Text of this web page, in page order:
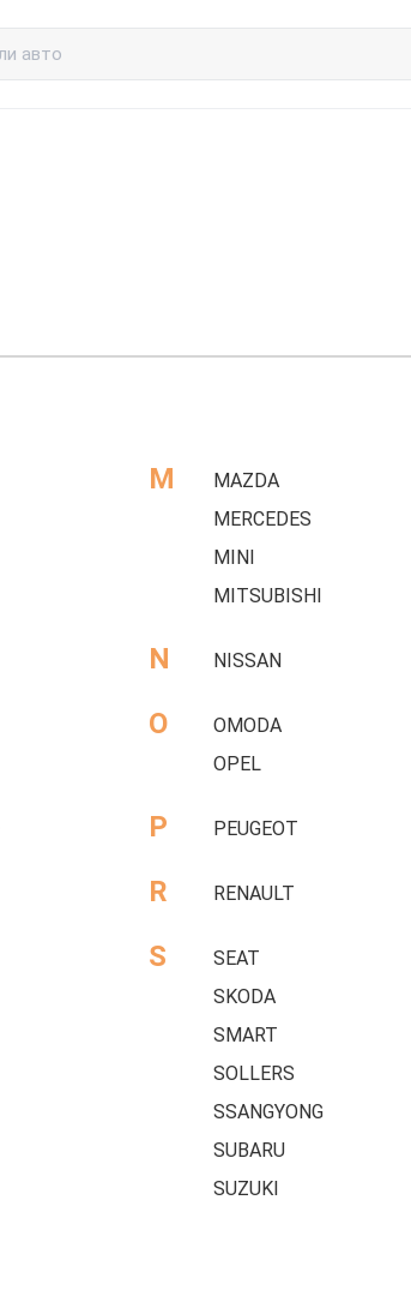
M
MAZDA
MERCEDES
MINI
MITSUBISHI
N NISSAN
O
OMODA
OPEL
P PEUGEOT
R RENAULT
S
SEAT
SKODA
SMART
SOLLERS
SSANGYONG
SUBARU
SUZUKI